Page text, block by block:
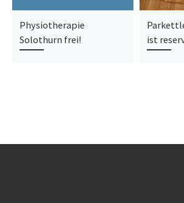
Physiotherapie
Solothurn frei!
ist